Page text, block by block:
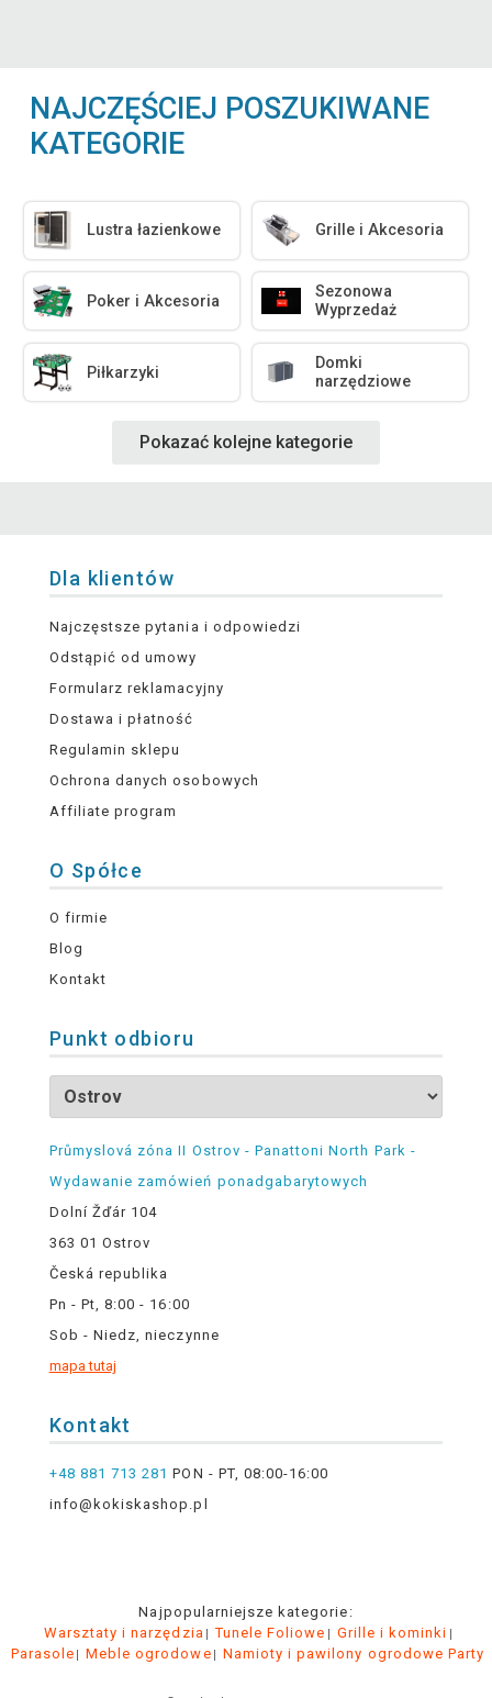
NAJCZĘŚCIEJ POSZUKIWANE
KATEGORIE
Lustra łazienkowe Grille i Akcesoria
Poker i Akcesoria
Sezonowa
Wyprzedaż
Piłkarzyki
Domki
narzędziowe
Pokazać kolejne kategorie
Dla klientów
Najczęstsze pytania i odpowiedzi
Odstąpić od umowy
Formularz reklamacyjny
Dostawa i płatność
Regulamin sklepu
Ochrona danych osobowych
Affiliate program
O Spółce
O firmie
Blog
Kontakt
Punkt odbioru
Průmyslová zóna II Ostrov - Panattoni North Park -
Wydawanie zamówień ponadgabarytowych
Dolní Žďár 104
363 01 Ostrov
Česká republika
Pn - Pt, 8:00 - 16:00
Sob - Niedz, nieczynne
mapa tutaj
Kontakt
+48 881 713 281 PON - PT, 08:00-16:00
info@kokiskashop.pl
Najpopularniejsze kategorie:
Warsztaty i narzędzia
Tunele Foliowe
Grille i kominki
Parasole
Meble ogrodowe Namioty i pawilony ogrodowe Party